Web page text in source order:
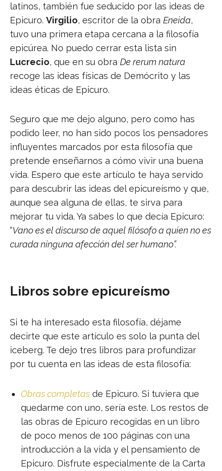
latinos, también fue seducido por las ideas de
Epicuro. Virgilio, escritor de la obra Eneida,
tuvo una primera etapa cercana a la filosofía
epicúrea. No puedo cerrar esta lista sin
Lucrecio, que en su obra De rerum natura
recoge las ideas físicas de Demócrito y las
ideas éticas de Epicuro.
Seguro que me dejo alguno, pero como has
podido leer, no han sido pocos los pensadores
influyentes marcados por esta filosofía que
pretende enseñarnos a cómo vivir una buena
vida. Espero que este artículo te haya servido
para descubrir las ideas del epicureísmo y que,
aunque sea alguna de ellas, te sirva para
mejorar tu vida. Ya sabes lo que decía Epicuro:
“Vano es el discurso de aquel filósofo a quien no es
curada ninguna afección del ser humano”.
Libros sobre epicureísmo
Si te ha interesado esta filosofía, déjame
decirte que este artículo es solo la punta del
iceberg. Te dejo tres libros para profundizar
por tu cuenta en las ideas de esta filosofía:
Obras completasde Epicuro. Si tuviera que
quedarme con uno, sería este. Los restos de
las obras de Epicuro recogidas en un libro
de poco menos de 100 páginas con una
introducción a la vida y el pensamiento de
Epicuro. Disfrute especialmente de la Carta